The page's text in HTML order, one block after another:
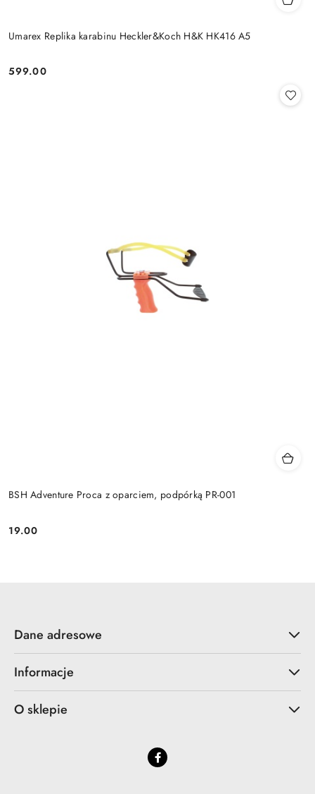
Umarex Replika karabinu Heckler&Koch H&K HK416 A5
Cena:
599.00
BSH Adventure Proca z oparciem, podpórką PR-001
Cena:
19.00
Dane adresowe
Informacje
O sklepie